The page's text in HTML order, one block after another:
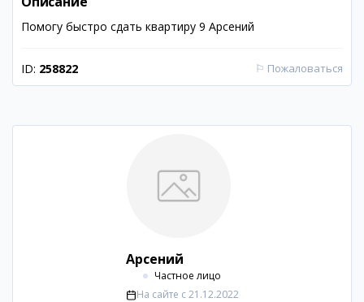
Помогу быстро сдать квартиру 9 Арсений
ID: 258822 ⚐ Пожаловаться
Арсений
Частное лицо
На сайте с 21.12.2022